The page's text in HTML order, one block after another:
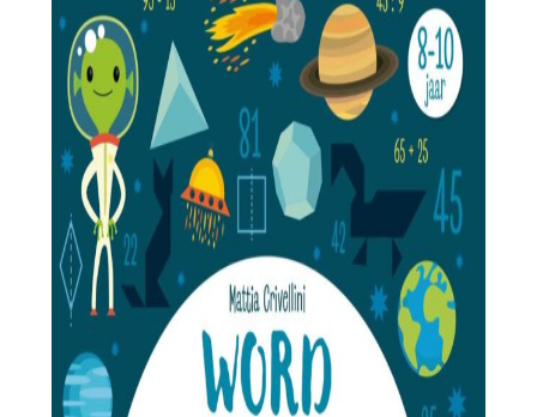
Aanmelden
We gebruiken je gegevens om contact op te nemen, in
overeenstemming met ons
privacybeleid.